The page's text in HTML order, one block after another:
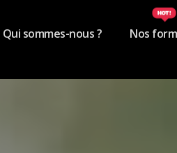
Qui sommes-nous ? Nos